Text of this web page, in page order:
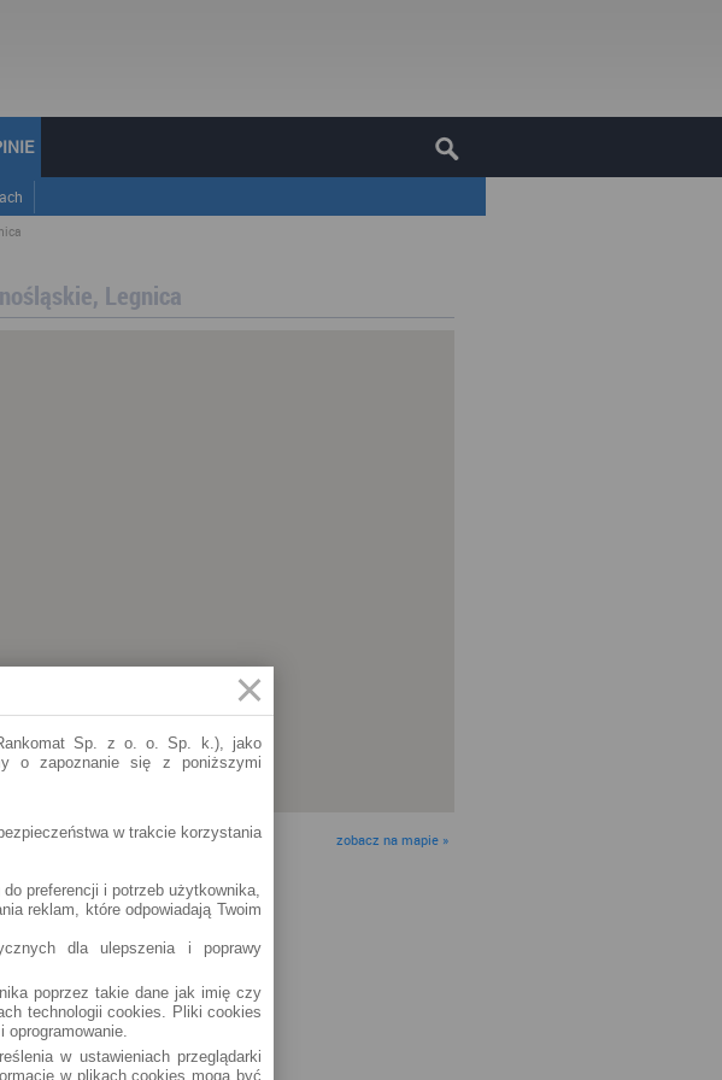
Legnica
zobacz na mapie »
Sp. z o. o. Sp. k.), jako
o zapoznanie się z poniższymi
w trakcie korzystania
preferencji i potrzeb użytkownika,
reklam, które odpowiadają Twoim
dla ulepszenia i poprawy
poprzez takie dane jak imię czy
technologii cookies. Pliki cookies
w ustawieniach przeglądarki
w plikach cookies mogą być